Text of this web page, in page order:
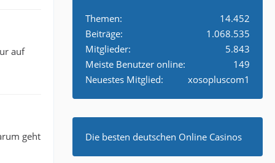
auf
geht
Themen
14.452
Beiträge
1.068.535
Mitglieder
5.843
Meiste Benutzer online
149
Neuestes Mitglied
xosopluscom1
Die besten deutschen Online Casinos